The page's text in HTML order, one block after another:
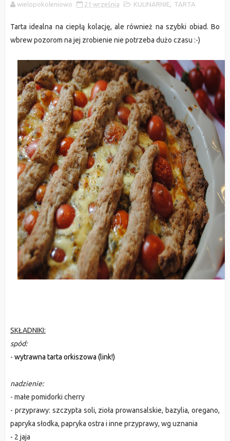
wielopokoleniowo 21 września KULINARNIE, TARTA
Tarta idealna na ciepłą kolację, ale również na szybki obiad. Bo
wbrew pozorom na jej zrobienie nie potrzeba dużo czasu :-)
SKŁADNIKI:
spód:
- wytrawna tarta orkiszowa (link!)
nadzienie:
- małe pomidorki cherry
- przyprawy: szczypta soli, zioła prowansalskie, bazylia, oregano,
papryka słodka, papryka ostra i inne przyprawy, wg uznania
- 2 jaja